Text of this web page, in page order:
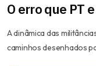
O erro que PT
A dinâmica das
caminhos desenhados